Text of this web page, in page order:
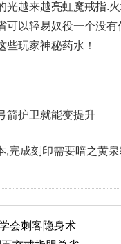
光越来越亮虹魔戒指.
可以轻易奴役一个没
些玩家神秘药水！
箭护卫就能变提升
,完成刻印需要暗之黄
会刺客隐身术